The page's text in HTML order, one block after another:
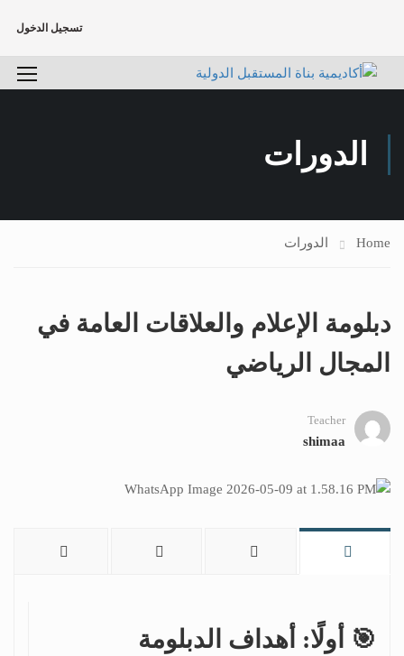
تسجيل الدخول
الدورات
Home الدورات
دبلومة الإعلام والعلاقات العامة في
المجال الرياضي
Teacher
shimaa
🎯 أولًا: أهداف الدبلومة